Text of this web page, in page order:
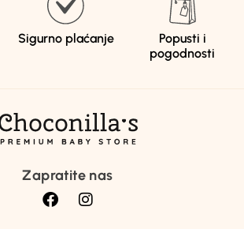
Sigurno plaćanje
Popusti i
pogodnosti
Zapratite nas